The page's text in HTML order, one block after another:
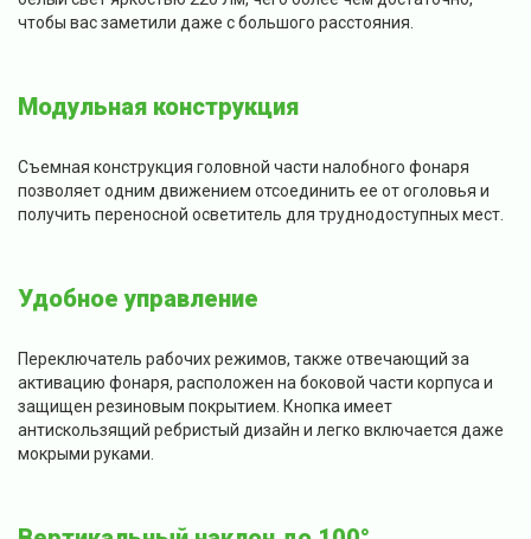
чтобы вас заметили даже с большого расстояния.
Модульная конструкция
Съемная конструкция головной части налобного фонаря
позволяет одним движением отсоединить ее от оголовья и
получить переносной осветитель для труднодоступных мест.
Удобное управление
Переключатель рабочих режимов, также отвечающий за
активацию фонаря, расположен на боковой части корпуса и
защищен резиновым покрытием. Кнопка имеет
антискользящий ребристый дизайн и легко включается даже
мокрыми руками.